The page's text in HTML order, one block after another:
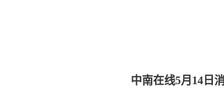
中南在线5月14日